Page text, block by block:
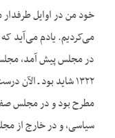
خود من در اوایل
در مجلس پیش آمد،
۱۳۲۲ شاید بود ـ
مطرح بود و در مجلس
سیاسی، و در خارج از